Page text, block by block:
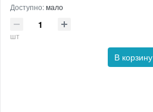
Доступно:мало
шт
В корзину